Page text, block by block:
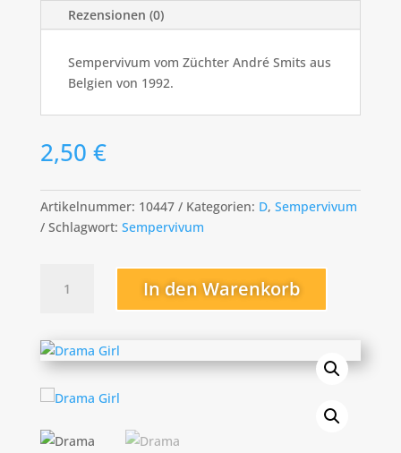
Rezensionen (0)
Sempervivum vom Züchter André Smits aus
Belgien von 1992.
2,50 €
Artikelnummer: 10447 Kategorien: D, Sempervivum
Schlagwort: Sempervivum
In den Warenkorb